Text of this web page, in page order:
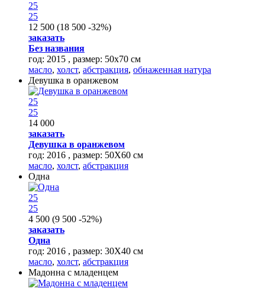
25
25
12 500 (18 500 -32%)
заказать
Без названия
год: 2015 , размер: 50х70 см
масло, холст, абстракция, обнаженная натура
Девушка в оранжевом
25
25
14 000
заказать
Девушка в оранжевом
год: 2016 , размер: 50Х60 см
масло, холст, абстракция
Одна
25
25
4 500 (9 500 -52%)
заказать
Одна
год: 2016 , размер: 30Х40 см
масло, холст, абстракция
Мадонна с младенцем